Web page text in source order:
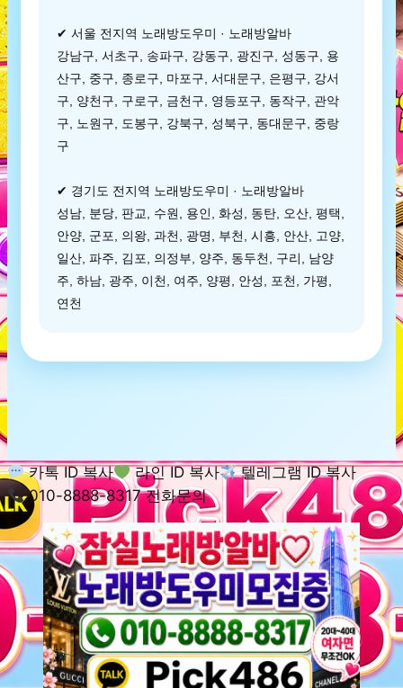
✔ 서울 전지역 노래방도우미 · 노래방알바
강남구, 서초구, 송파구, 강동구, 광진구, 성동구, 용
산구, 중구, 종로구, 마포구, 서대문구, 은평구, 강서
구, 양천구, 구로구, 금천구, 영등포구, 동작구, 관악
구, 노원구, 도봉구, 강북구, 성북구, 동대문구, 중랑
구
✔ 경기도 전지역 노래방도우미 · 노래방알바
성남, 분당, 판교, 수원, 용인, 화성, 동탄, 오산, 평택,
안양, 군포, 의왕, 과천, 광명, 부천, 시흥, 안산, 고양,
일산, 파주, 김포, 의정부, 양주, 동두천, 구리, 남양
주, 하남, 광주, 이천, 여주, 양평, 안성, 포천, 가평,
연천
카톡 ID 복사 라인 ID 복사
텔레그램 ID 복사
010-8888-8317 전화문의